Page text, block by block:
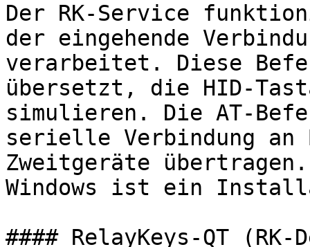
Der RK-Service
der eingehende
verarbeitet. Diese
übersetzt, die HID-
simulieren. Die AT-
serielle Verbindung an
Zweitgeräte
Windows ist ein
#### RelayKeys-QT (RK-